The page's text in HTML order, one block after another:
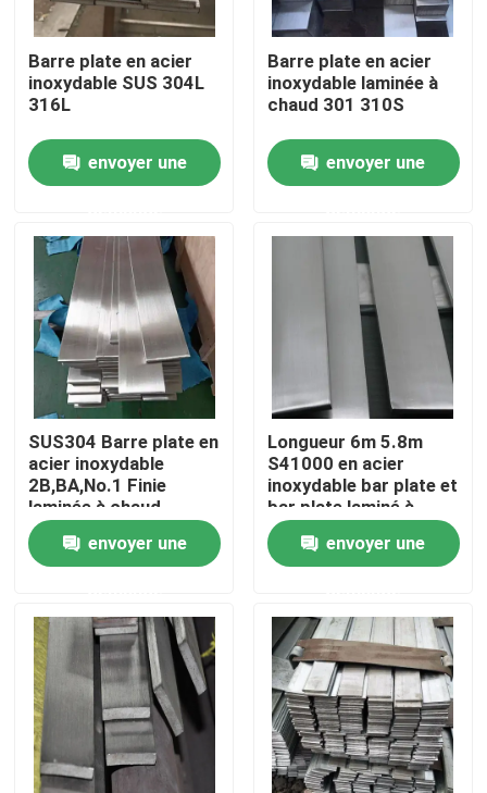
Maison
Vidéos
Au sujet de nous
Visite d'usine
Contrôle de qualité
Nouvelles
Cas
tuyau sans couture de solides solubles
Barre plate en acier
inoxydable SUS 304L
316L
envoyer une
Barre plate en acier
inoxydable laminée à
chaud 301 310S
envoyer une
SUS304 Barre plate en
acier inoxydable
2B,BA,No.1 Finie
laminée à chaud
laminée à froid pour la
constructionenvoyer une
Longueur 6m 5.8m
S41000 en acier
inoxydable bar plate et
bar plate laminé à
froid NO4, BA,4K
envoyer une